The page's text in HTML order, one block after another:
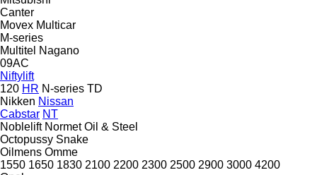
Canter
Movex Multicar
M-series
Multitel Nagano
09AC
Niftylift
120 HR N-series TD
Nikken Nissan
Cabstar NT
Noblelift Normet Oil & Steel
Octopussy Snake
Oilmens Omme
1550 1650 1830 2100 2200 2300 2500 2900 3000 4200